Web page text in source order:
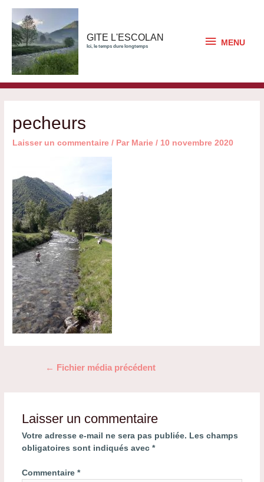
contenu
GITE L'ESCOLAN
Ici, le temps dure longtemps MENU
MENU
pecheurs
Laisser un commentaire / Par Marie/ 10 novembre 2020
Navigation
← Fichier média précédent
Laisser un commentaire
Votre adresse e-mail ne sera pas publiée. Les champs
obligatoires sont indiqués avec *
Commentaire *